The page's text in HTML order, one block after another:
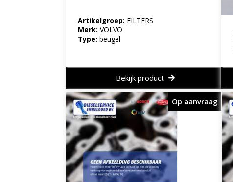
Artikelgroep: FILTERS
Merk:VOLVO
Type: beugel
Bekijk product
Op aanvraag